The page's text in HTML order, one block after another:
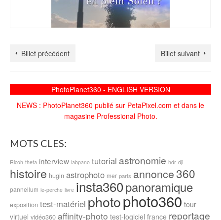
Billet précédent Billet suivant
PhotoPlanet360 - ENGLISH VERSION
NEWS : PhotoPlanet360 publié sur PetaPixel.com et dans le
magasine Professional Photo.
MOTS CLES:
Ricoh-theta interview labpano tutorial astronomie hdr dji
histoire hugin astrophoto mer paris annonce360
pannellum le-perche livre insta360panoramique
exposition test-matériel photophoto360 tour
virtuel vidéo360 affinity-photo test-logiciel france reportage